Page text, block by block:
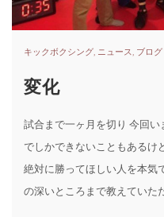
キックボクシング ニュース ブログ
変化
試合まで一ヶ月を切り 今回
でしかできないこともあるけ
絶対に勝ってほしい人を本気
の深いところまで教えていた